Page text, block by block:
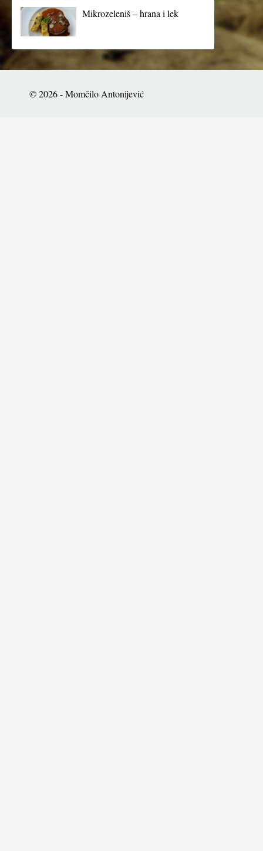
Mikrozeleniš – hrana i lek
© 2026 - Momčilo Antonijević